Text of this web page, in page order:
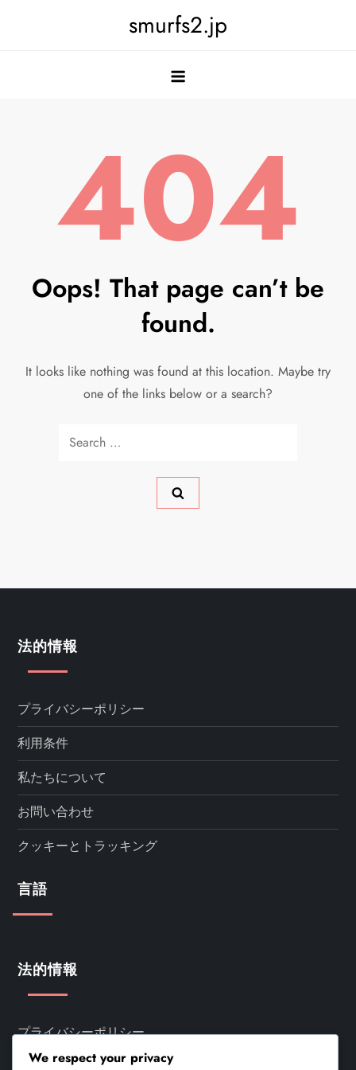
smurfs2.jp
404
Oops! That page can’t be
found.
It looks like nothing was found at this location. Maybe try
one of the links below or a search?
法的情報
プライバシーポリシー
利用条件
私たちについて
お問い合わせ
クッキーとトラッキング
言語
法的情報
プライバシーポリシー
We respect your privacy